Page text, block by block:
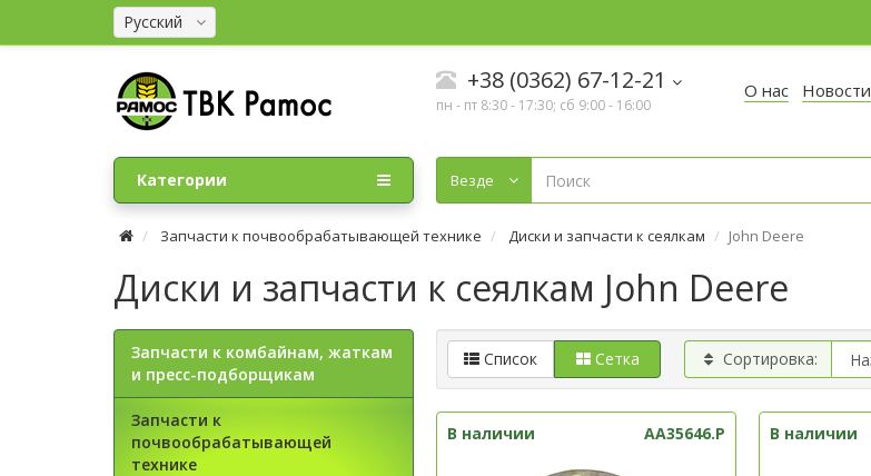
Русский
+38 (0362) 67-12-21
пн - пт 8:30 - 17:30; сб 9:00 - 16:00
О нас Новости
Везде
Категории
Запчасти к почвообрабатывающей технике Диски и запчасти к сеялкам John Deere
Диски и запчасти к сеялкам John Deere
Запчасти к комбайнам, жаткам
и пресс-подборщикам
Запчасти к
почвообрабатывающей
технике
Список Сетка Сортировка:
В наличии AA35646.P В наличии